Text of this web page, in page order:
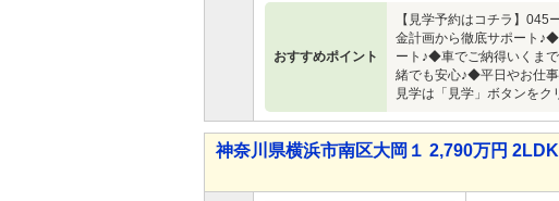
おすすめポイント
【見学予約はコチラ】
金計画から徹底サポート
ート♪◆車でご納得いくま
緒でも安心♪◆平日やお仕
見学は「見学」ボタンをク
神奈川県横浜市南区大岡１ 2,790万円 2LDK